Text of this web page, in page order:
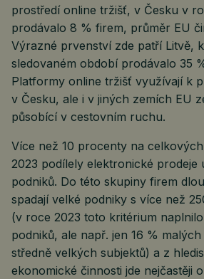
prostředí online tržišť, v Česku v
prodávalo 8 % firem, průměr EU
Výrazné prvenství zde patří Litvě,
sledovaném období prodávalo 35
Platformy online tržišť využívají k
v Česku, ale i v jiných zemích EU
působící v cestovním ruchu.
Více než 10 procenty na
2023 podílely elektronické prodeje
podniků. Do této skupiny firem
spadají velké podniky s více než
(v roce 2023 toto kritérium
podniků, ale např. jen 16 %
středně velkých subjektů) a z
ekonomické činnosti jde nejčastěji